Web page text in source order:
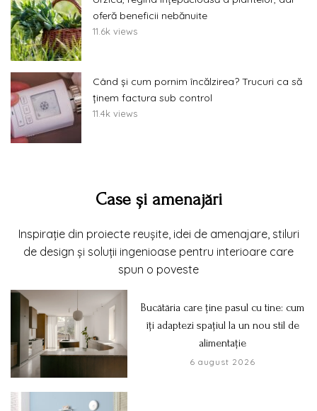
oferă beneficii nebănuite
11.6k views
Când și cum pornim încălzirea? Trucuri ca să
ținem factura sub control
11.4k views
Case și amenajări
Inspirație din proiecte reușite, idei de amenajare, stiluri
de design și soluții ingenioase pentru interioare care
spun o poveste
Bucătăria care ține pasul cu tine: cum
îți adaptezi spațiul la un nou stil de
alimentație
6 august 2026